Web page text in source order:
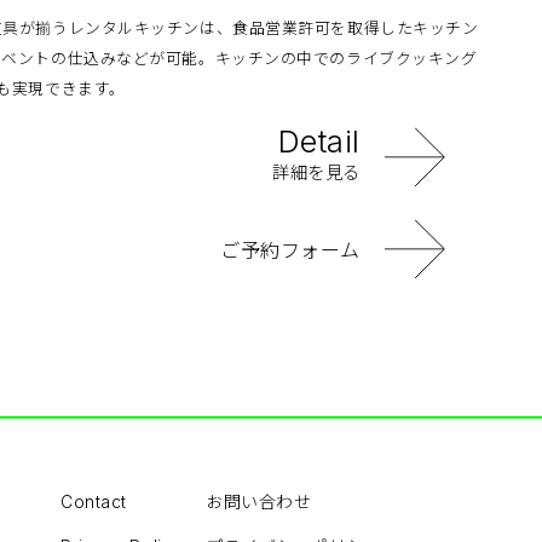
が揃うレンタルキッチンは、食品営業許可を取得したキッチン
ントの仕込みなどが可能。キッチンの中でのライブクッキング
現できます。
Detail
詳細を見る
ご予約フォーム
Contact お問い合わせ